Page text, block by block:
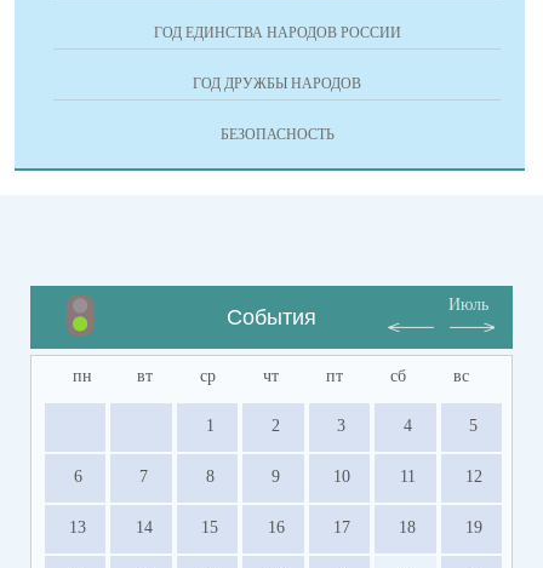
ГОД ЕДИНСТВА НАРОДОВ РОССИИ
ГОД ДРУЖБЫ НАРОДОВ
БЕЗОПАСНОСТЬ
События
Июль
пн вт ср чт пт сб вс
1 2 3 4 5
6 7 8 9 10 11 12
13 14 15 16 17 18 19